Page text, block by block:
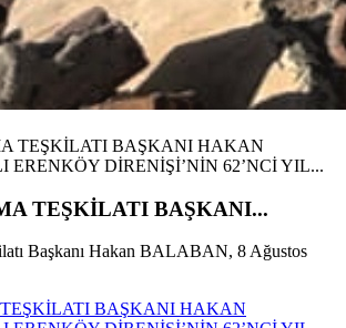
TEŞKİLATI BAŞKANI...
Başkanı Hakan BALABAN, 8 Ağustos
BAŞKANI HAKAN